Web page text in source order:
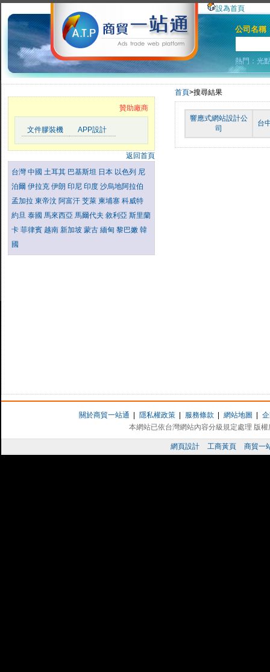
設為首頁
公司名稱
熱門：光
贊助廠商
文件膠裝機 APP設計
返回首頁
台灣 中國 土耳其 巴基斯坦 日本 以色列 尼
泊爾 伊拉克 伊朗 印尼 印度 沙烏地阿拉伯
孟加拉 東帝汶 阿富汗 芠萊 柬埔寨 科威特
約旦 泰國 馬來西亞 馬爾代夫 敘利亞 斯里蘭
卡 菲律賓 越南 新加坡 蒙古 緬甸 黎巴嫩 韓
國
首頁>搜尋結果
響應式網站設計公
司
台
關於商貿一站通 隱私權政策 服務條款 網站地圖
本網站已依台灣網站內容分級規定處理 版
網頁設計 工商黃頁 商貿一